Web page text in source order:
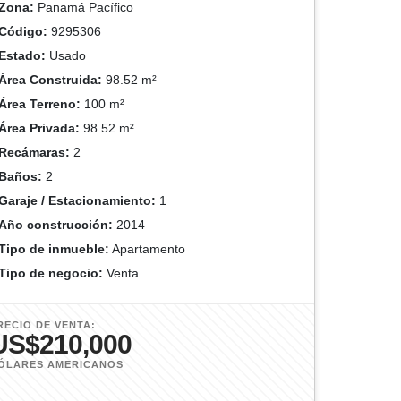
Panamá Pacífico
9295306
Usado
Construida: 98.52 m²
Terreno: 100 m²
Privada: 98.52 m²
2
2
/ Estacionamiento: 1
construcción: 2014
de inmueble: Apartamento
de negocio: Venta
DE VENTA:
AMERICANOS